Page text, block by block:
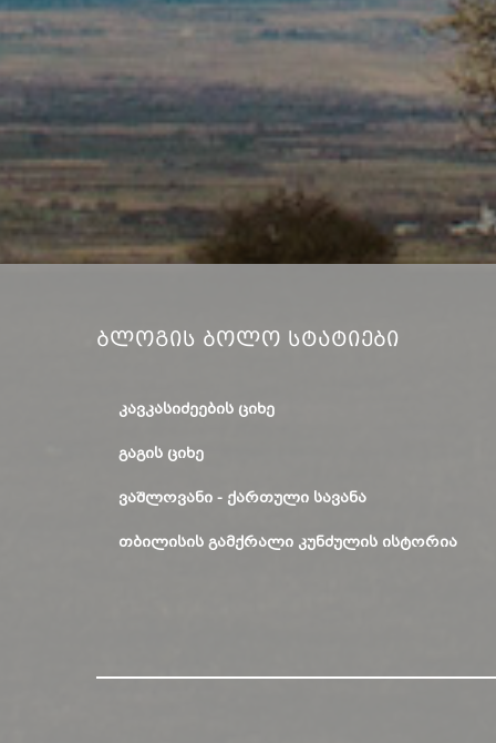
Ბლოგის Ბოლო Სტატიები
ᲙᲐᲕᲙᲐᲡᲘᲫᲔᲔᲑᲘᲡ ᲪᲘᲮᲔ
ᲒᲐᲒᲘᲡ ᲪᲘᲮᲔ
ᲕᲐᲨᲚᲝᲕᲐᲜᲘ - ᲥᲐᲠᲗᲣᲚᲘ ᲡᲐᲕᲐᲜᲐ
ᲗᲑᲘᲚᲘᲡᲘᲡ ᲒᲐᲛᲥᲠᲐᲚᲘ ᲙᲣᲜᲫᲣᲚᲘᲡ ᲘᲡᲢᲝᲠᲘᲐ